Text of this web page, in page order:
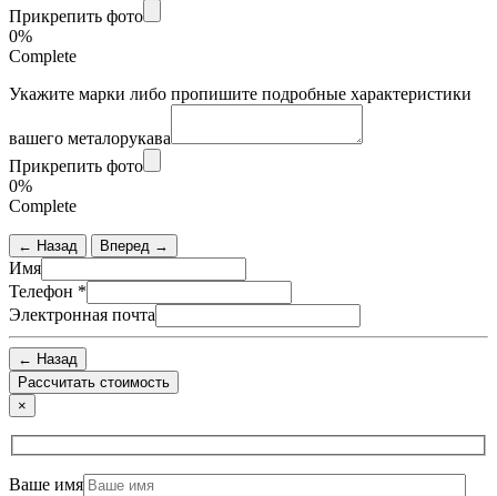
Прикрепить фото
0%
Complete
Укажите марки либо пропишите подробные характеристики
вашего металорукава
Прикрепить фото
0%
Complete
← Назад Вперед →
Имя
Телефон *
Электронная почта
← Назад
×
Ваше имя